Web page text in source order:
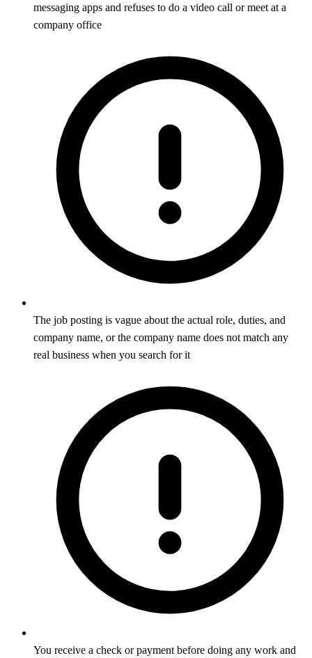
messaging apps and refuses to do a video call or meet at a
company office
The job posting is vague about the actual role, duties, and
company name, or the company name does not match any
real business when you search for it
You receive a check or payment before doing any work and